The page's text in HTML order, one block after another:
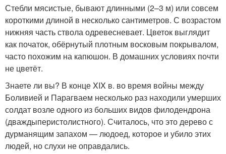
Стебли мясистые, бывают длинными (2–3 м) или совсем
короткими длиной в несколько сантиметров. С возрастом
нижняя часть ствола одревесневает. Цветок выглядит
как початок, обёрнутый плотным восковым покрывалом,
часто похожим на капюшон. В домашних условиях почти
не цветёт.
Знаете ли вы? В конце XIX в. во время войны между
Боливией и Парагваем несколько раз находили умерших
солдат возле одного из больших видов филодендрона
(дваждыперистолистного). Считалось, что это дерево с
дурманящим запахом — людоед, которое и убило этих
людей, но слухи не оправдались.